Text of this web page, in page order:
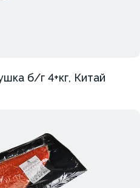
б/г 4+кг, Китай